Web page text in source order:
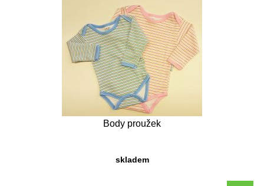
Body proužek
skladem